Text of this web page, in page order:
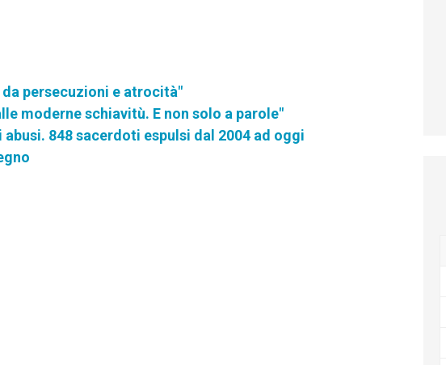
da persecuzioni e atrocità"
moderne schiavitù. E non solo a parole"
848 sacerdoti espulsi dal 2004 ad oggi